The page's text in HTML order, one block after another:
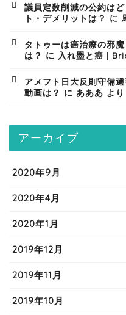
議員定数削減の公約は
ト・デメリットは？ に
タトゥーは癌治療の邪
は？ に 入れ墨と癌 |
アメフト日大反則守備
動画は？ に あああ より
アーカイブ
2020年9月
2020年4月
2020年1月
2019年12月
2019年11月
2019年10月